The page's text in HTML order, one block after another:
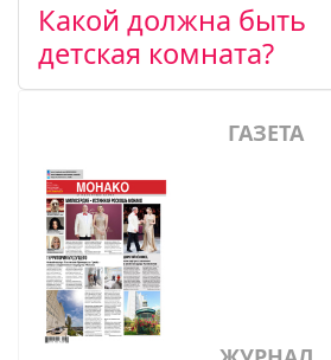
Какой должна быть
детская комната?
ГАЗЕТА